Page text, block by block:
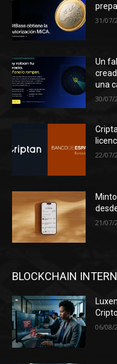
31/07/
Un
una
30/07/
22/07/
21/07/
BLOCKCHAIN
06/08/